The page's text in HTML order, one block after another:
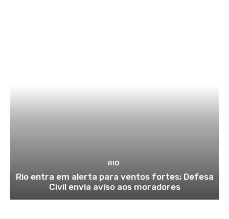
RIO
Rio entra em alerta para ventos fortes; Defesa
Civil envia aviso aos moradores